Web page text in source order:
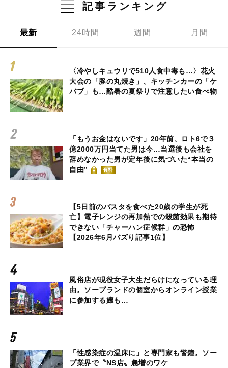
記事ランキング
最新 24時間 週間 月間
〈冷やしキュウリで510人食中毒も…〉花火
大会の「豚の丸焼き」、キッチンカーの「ケ
バブ」も…酷暑の夏祭りで注意したい食べ物
「もうお金はないです」20年前、ロト6で３
億2000万円当てた男は今…当選後も会社を
辞めなかった男が定年後に気づいた“本当の
自由”
有料
【5日前のパスタを食べた20歳の学生が死
亡】電子レンジの再加熱での殺菌効果も期待
できない「チャーハン症候群」の恐怖
【2026年6月バズり記事1位】
風俗店が現役女子大生だらけになっている理
由。ソープランドの個室からオンライン授業
に参加する嬢も…
「性感染症の温床に」と専門家も警鐘。ソー
プ業界で〝NS店〟急増のワケ